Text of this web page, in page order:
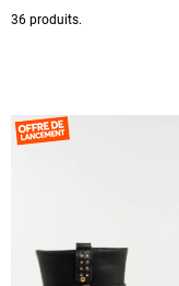
36 produits.